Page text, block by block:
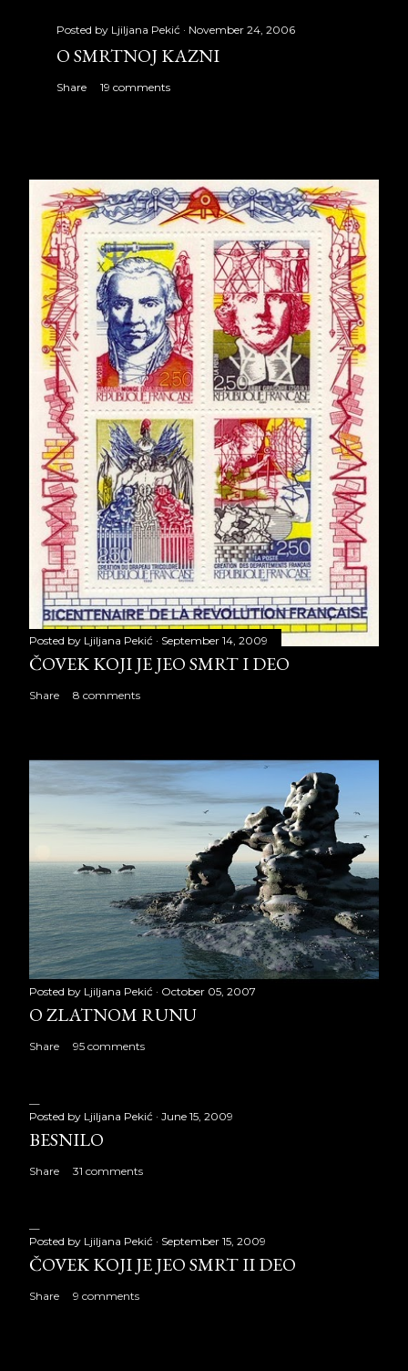
Posted by Ljiljana Pekić November 24, 2006
O SMRTNOJ KAZNI
Share 19 comments
Posted by Ljiljana Pekić September 14, 2009
ČOVEK KOJI JE JEO SMRT I DEO
Share 8 comments
Posted by Ljiljana Pekić October 05, 2007
O ZLATNOM RUNU
Share 95 comments
Posted by Ljiljana Pekić June 15, 2009
BESNILO
Share 31 comments
Posted by Ljiljana Pekić September 15, 2009
ČOVEK KOJI JE JEO SMRT II DEO
Share 9 comments